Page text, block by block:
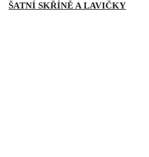
ŠATNÍ SKŘÍNĚ A LAVIČKY